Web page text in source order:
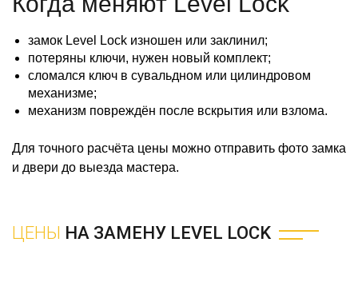
замок Level Lock изношен или заклинил;
потеряны ключи, нужен новый комплект;
сломался ключ в сувальдном или цилиндровом
механизме;
механизм повреждён после вскрытия или взлома.
Для точного расчёта цены можно отправить фото замка
и двери до выезда мастера.
ЦЕНЫ НА ЗАМЕНУ LEVEL LOCK